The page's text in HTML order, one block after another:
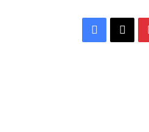
Facebook
X